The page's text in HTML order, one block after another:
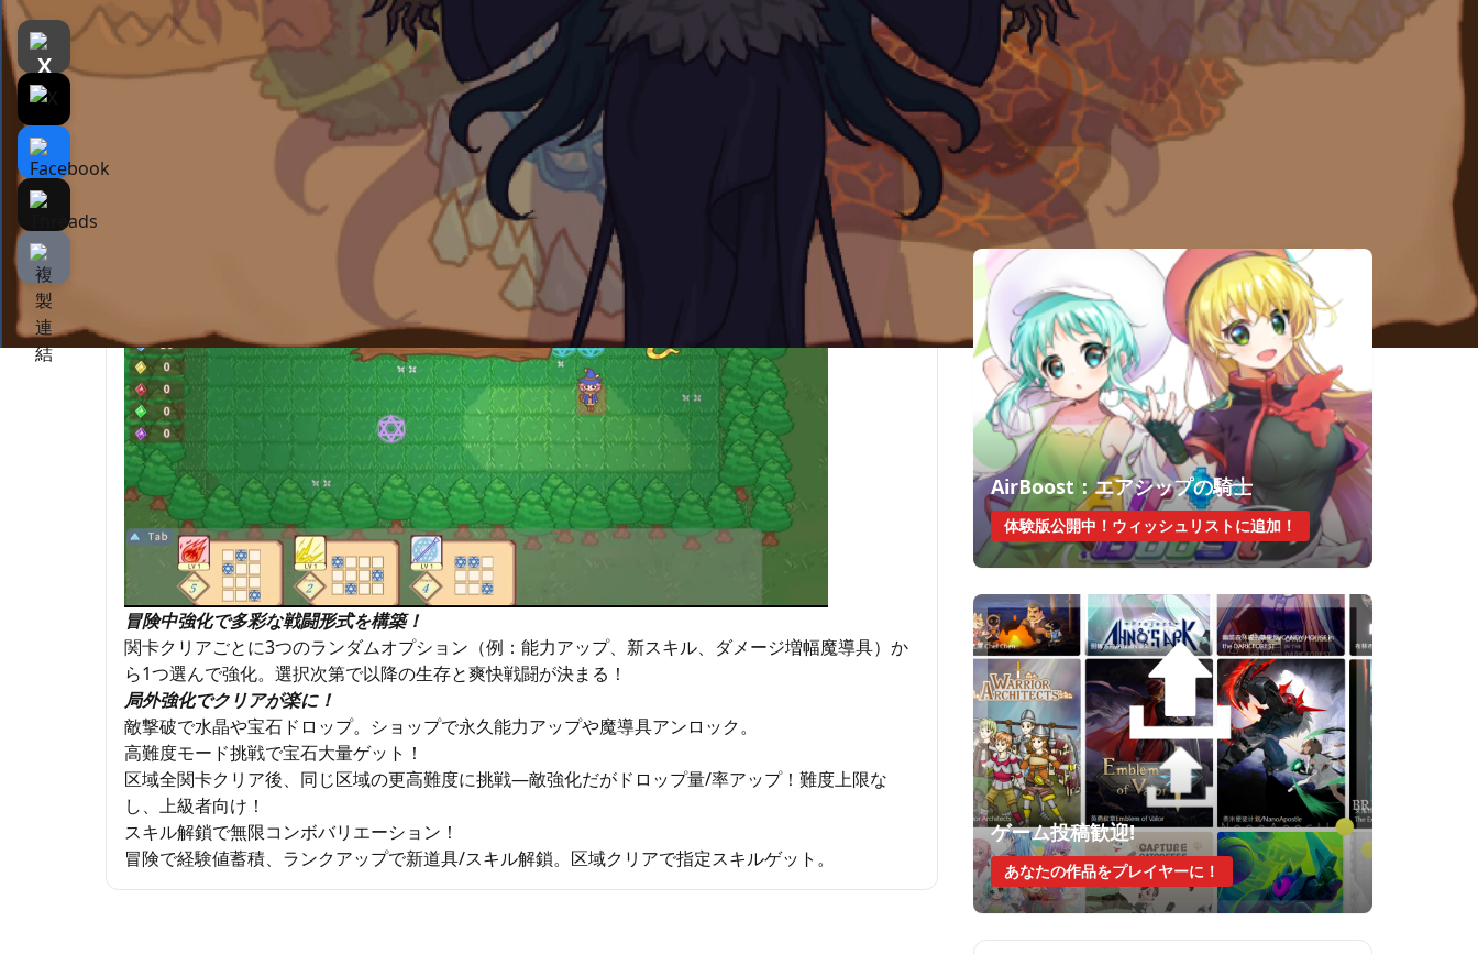
遊戲介紹 最後更新：2026-02-19
遊戲截圖 関連記事
独自の術陣戦闘を軸にしたゲーム！
魔法使いエラナを操作し、敵の攻撃を回避しながらチェスのように術陣を配置！術陣がスキル指定の
配列に一致すると即座にスキル発動。複数一致で全スキル同時発動、爽快コンボ炸裂！
冒険中強化で多彩な戦闘形式を構築！
関卡クリアごとに3つのランダムオプション（例：能力アップ、新スキル、ダメージ増幅魔導具）か
ら1つ選んで強化。選択次第で以降の生存と爽快戦闘が決まる！
局外強化でクリアが楽に！
敵撃破で水晶や宝石ドロップ。ショップで永久能力アップや魔導具アンロック。
高難度モード挑戦で宝石大量ゲット！
区域全関卡クリア後、同じ区域の更高難度に挑戦—敵強化だがドロップ量/率アップ！難度上限な
し、上級者向け！
スキル解鎖で無限コンボバリエーション！
冒険で経験値蓄積、ランクアップで新道具/スキル解鎖。区域クリアで指定スキルゲット。
相似遊戲
東方異域見聞 Neverinth
速攻退職
者：光の王女
AirBoost：エアシップの騎士
体験版公開中！ウィッシュリストに追加！
ゲーム投稿歓迎!
あなたの作品をプレイヤーに！